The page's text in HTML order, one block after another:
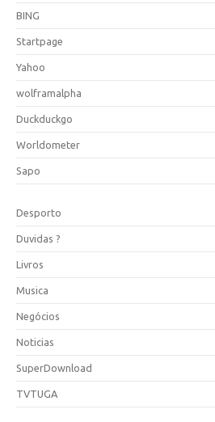
BING
Startpage
Yahoo
wolframalpha
Duckduckgo
Worldometer
Sapo
Desporto
Duvidas ?
Livros
Musica
Negócios
Noticias
SuperDownload
TVTUGA